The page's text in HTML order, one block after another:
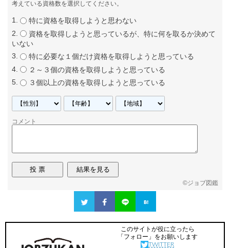
考えている資格数を選択してください。
特に資格を取得しようと思わない
資格を取得しようと思っているが、特に何を取るか決めて
いない
特に必要な１個だけ資格を取得しようと思っている
２～３個の資格を取得しようと思っている
３個以上の資格を取得しようと思っている
コメント
©ジョブ図鑑
このサイトが役に立ったら
「フォロー」をお願いします
TWITTER